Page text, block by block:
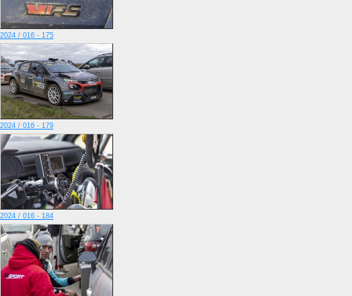
2024 / 016 - 175
2024 / 016 - 179
2024 / 016 - 184